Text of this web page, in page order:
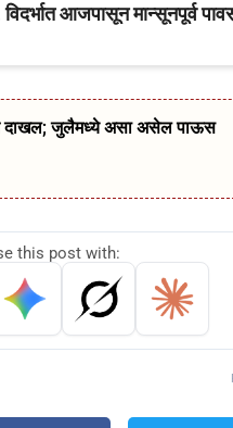
आजपासून मान्सूनपूर्व
दाखल; जुलैमध्ये असा असेल पाऊस
this post with: